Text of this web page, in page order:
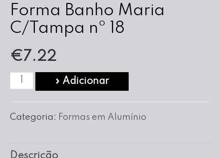
Forma Banho Maria
C/Tampa nº 18
€7.22
Quantidade
Forma
» Adicionar
Categoria: Formas em Alumínio
Descrição